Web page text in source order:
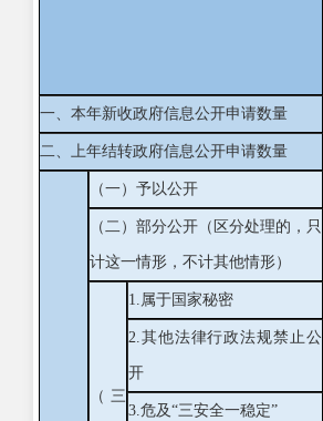
一、本年新收政府信息公开申请数量
二、上年结转政府信息公开申请数量
（一）予以公开
（二）部分公开（区分处理的，只
计这一情形，不计其他情形）
（三
1.属于国家秘密
2.其他法律行政法规禁止公
开
3.危及“三安全一稳定”